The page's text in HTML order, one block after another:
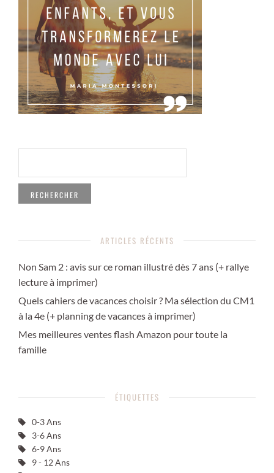
ARTICLES RÉCENTS
Non Sam 2 : avis sur ce roman illustré dès 7 ans (+ rallye
lecture à imprimer)
Quels cahiers de vacances choisir ? Ma sélection du CM1
à la 4e (+ planning de vacances à imprimer)
Mes meilleures ventes flash Amazon pour toute la
famille
ÉTIQUETTES
0-3 Ans
3-6 Ans
6-9 Ans
9 - 12 Ans